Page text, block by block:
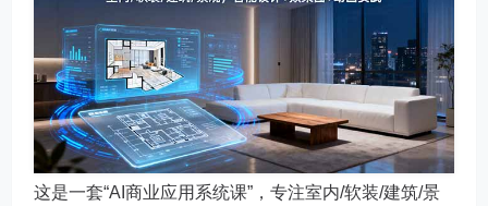
这是一套“AI商业应用系统课”，专注室内/软装/建筑/景